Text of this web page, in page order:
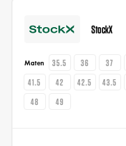
StockX
Maten 35.5 36 37
41.5
42 42.5 43.5
48
49